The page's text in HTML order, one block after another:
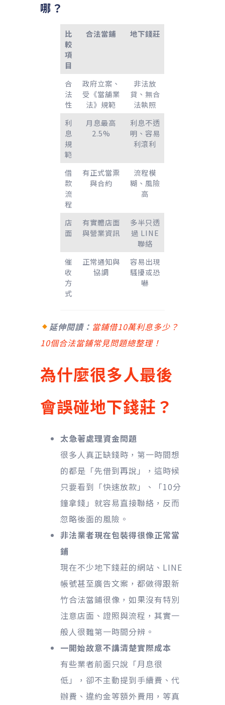
哪？
比
較
項
目
合法當鋪 地下錢莊
合
法
性
政府立案、
受《當舖業
法》規範
非法放
貸、無合
法執照
利
息
規
範
月息最高
2.5%
利息不透
明、容易
利滾利
借
款
流
程
有正式當票
與合約
流程模
糊、風險
高
店
面
有實體店面
與營業資訊
多半只透
過 LINE
聯絡
催
收
方
式
正常通知與
協調
容易出現
騷擾或恐
嚇
延伸閱讀： 當鋪借10萬利息多少？
10個合法當鋪常見問題總整理！
為什麼很多人最後
會誤碰地下錢莊？
太急著處理資金問題
很多人真正缺錢時，第一時間想
的都是「先借到再說」，這時候
只要看到「快速放款」、「10分
鐘拿錢」就容易直接聯絡，反而
忽略後面的風險。
非法業者現在包裝得很像正常當
鋪
現在不少地下錢莊的網站、LINE
帳號甚至廣告文案，都做得跟新
竹合法當鋪很像，如果沒有特別
注意店面、證照與流程，其實一
般人很難第一時間分辨。
一開始故意不講清楚實際成本
有些業者前面只說「月息很
低」，卻不主動提到手續費、代
辦費、違約金等額外費用，等真